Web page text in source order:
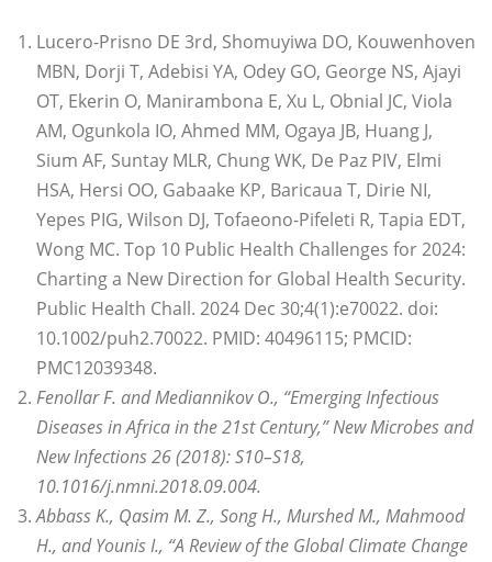
Lucero-Prisno DE 3rd, Shomuyiwa DO, Kouwenhoven
MBN, Dorji T, Adebisi YA, Odey GO, George NS, Ajayi
OT, Ekerin O, Manirambona E, Xu L, Obnial JC, Viola
AM, Ogunkola IO, Ahmed MM, Ogaya JB, Huang J,
Sium AF, Suntay MLR, Chung WK, De Paz PIV, Elmi
HSA, Hersi OO, Gabaake KP, Baricaua T, Dirie NI,
Yepes PIG, Wilson DJ, Tofaeono-Pifeleti R, Tapia EDT,
Wong MC. Top 10 Public Health Challenges for 2024:
Charting a New Direction for Global Health Security.
Public Health Chall. 2024 Dec 30;4(1):e70022. doi:
10.1002/puh2.70022. PMID: 40496115; PMCID:
PMC12039348.
Fenollar F. and Mediannikov O., “Emerging Infectious
Diseases in Africa in the 21st Century,” New Microbes and
New Infections 26 (2018): S10–S18,
10.1016/j.nmni.2018.09.004.
Abbass K., Qasim M. Z., Song H., Murshed M., Mahmood
H., and Younis I., “A Review of the Global Climate Change